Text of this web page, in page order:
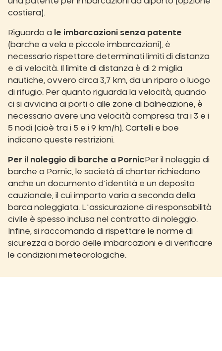
costiera).
Riguardo a
le imbarcazioni senza patente
(barche a vela e piccole imbarcazioni), è
necessario rispettare determinati limiti di distanza
e di velocità. Il limite di distanza è di 2 miglia
nautiche, ovvero circa 3,7 km, da un riparo o luogo
di rifugio. Per quanto riguarda la velocità, quando
ci si avvicina ai porti o alle zone di balneazione, è
necessario avere una velocità compresa tra i 3 e i
5 nodi (cioè tra i 5 e i 9 km/h). Cartelli e boe
indicano queste restrizioni.
Per il noleggio di barche a Pornic Per il noleggio di
barche a Pornic, le società di charter richiedono
anche un documento d'identità e un deposito
cauzionale, il cui importo varia a seconda della
barca noleggiata. L'assicurazione di responsabilità
civile è spesso inclusa nel contratto di noleggio.
Infine, si raccomanda di rispettare le norme di
sicurezza a bordo delle imbarcazioni e di verificare
le condizioni meteorologiche.